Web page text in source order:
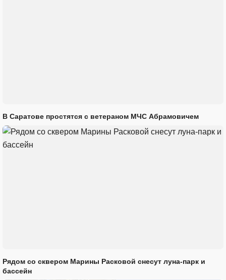
В Саратове простятся с ветераном МЧС Абрамовичем
Рядом со сквером Марины Расковой снесут луна-парк и
бассейн